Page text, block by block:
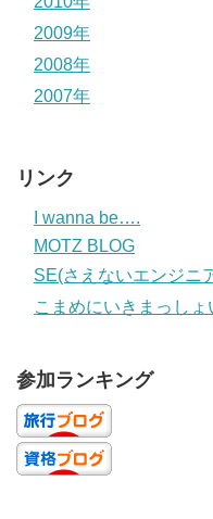
2009年
2008年
2007年
リンク
I wanna be….
MOTZ BLOG
SE(さえないエンジニ
こまめにいきまっしょ
参加ランキング